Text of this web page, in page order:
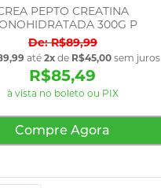
PEPTO CREATINA
300G P
R$89,99
até2x de R$45,00 sem juros
R$85,49
à vista no boleto ou PIX
Compre Agora